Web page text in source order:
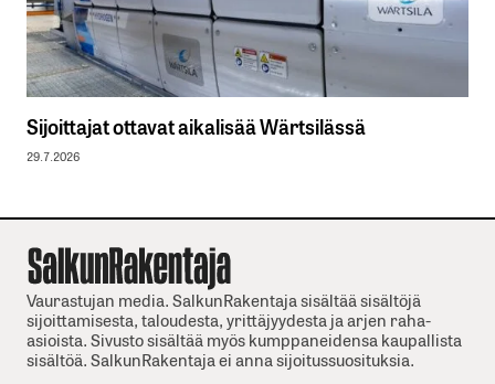
Sijoittajat ottavat aikalisää Wärtsilässä
29.7.2026
Vaurastujan media. SalkunRakentaja sisältää sisältöjä
sijoittamisesta, taloudesta, yrittäjyydesta ja arjen raha-
asioista. Sivusto sisältää myös kumppaneidensa kaupallista
sisältöä. SalkunRakentaja ei anna sijoitussuosituksia.